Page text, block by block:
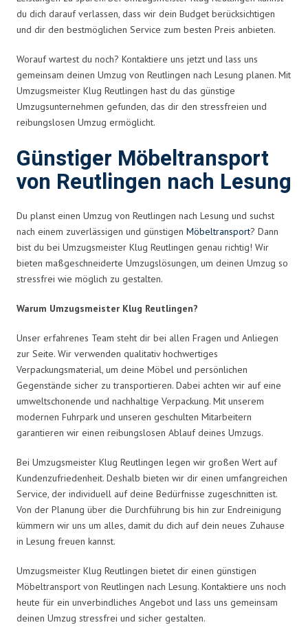
du dich darauf verlassen, dass wir dein Budget berücksichtigen
und dir den bestmöglichen Service zum besten Preis anbieten.
Worauf wartest du noch? Kontaktiere uns jetzt und lass uns
gemeinsam deinen Umzug von Reutlingen nach Lesung planen. Mit
Umzugsmeister Klug Reutlingen hast du das günstige
Umzugsunternehmen gefunden, das dir den stressfreien und
reibungslosen Umzug ermöglicht.
Günstiger Möbeltransport
von Reutlingen nach Lesung
Du planst einen Umzug von Reutlingen nach Lesung und suchst
nach einem zuverlässigen und günstigen Möbeltransport? Dann
bist du bei Umzugsmeister Klug Reutlingen genau richtig! Wir
bieten maßgeschneiderte Umzugslösungen, um deinen Umzug so
stressfrei wie möglich zu gestalten.
Warum Umzugsmeister Klug Reutlingen?
Unser erfahrenes Team steht dir bei allen Fragen und Anliegen
zur Seite. Wir verwenden qualitativ hochwertiges
Verpackungsmaterial, um deine Möbel und persönlichen
Gegenstände sicher zu transportieren. Dabei achten wir auf eine
umweltschonende und nachhaltige Verpackung. Mit unserem
modernen Fuhrpark und unseren geschulten Mitarbeitern
garantieren wir einen reibungslosen Ablauf deines Umzugs.
Bei Umzugsmeister Klug Reutlingen legen wir großen Wert auf
Kundenzufriedenheit. Deshalb bieten wir dir einen umfangreichen
Service, der individuell auf deine Bedürfnisse zugeschnitten ist.
Von der Planung über die Durchführung bis hin zur Endreinigung
kümmern wir uns um alles, damit du dich auf dein neues Zuhause
in Lesung freuen kannst.
Umzugsmeister Klug Reutlingen bietet dir einen günstigen
Möbeltransport von Reutlingen nach Lesung. Kontaktiere uns noch
heute für ein unverbindliches Angebot und lass uns gemeinsam
deinen Umzug stressfrei und sicher gestalten.